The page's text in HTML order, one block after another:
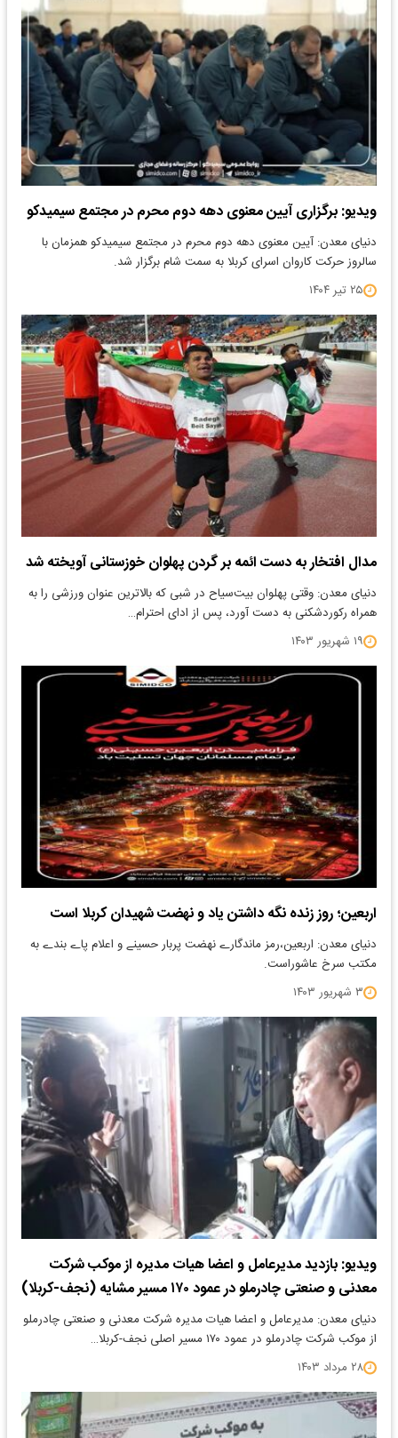
ویدیو: برگزاری آیین معنوی دهه دوم محرم در مجتمع سیمیدکو
دنیای معدن: آیین معنوی دهه دوم محرم در مجتمع سیمیدکو همزمان با
سالروز حرکت کاروان اسرای کربلا به سمت شام برگزار شد.
۲۵ تیر ۱۴۰۴
مدال افتخار به دست ائمه‌ بر گردن پهلوان خوزستانی آویخته شد
دنیای معدن: وقتی پهلوان بیت‌سیاح در شبی که بالاترین عنوان ورزشی را به
همراه رکوردشکنی به دست آورد، پس از ادای احترام…
۱۹ شهریور ۱۴۰۳
اربعین؛ روز زنده نگه داشتن یاد و نهضت شهیدان کربلا است
دنیای معدن: اربعین،رمز ماندگارے نهضت پربار حسینے و اعلام پاے بندے به
مکتب سرخ عاشوراست.
۳ شهریور ۱۴۰۳
ویدیو: بازدید مدیرعامل و اعضا هیات مدیره از موکب شرکت
معدنی و صنعتی چادرملو در عمود ۱۷۰ مسیر مشایه (نجف-کربلا)
دنیای معدن: مدیرعامل و اعضا هیات مدیره شرکت معدنی و صنعتی چادرملو
از موکب شرکت چادرملو در عمود ۱۷۰ مسیر اصلی نجف-کربلا…
۲۸ مرداد ۱۴۰۳